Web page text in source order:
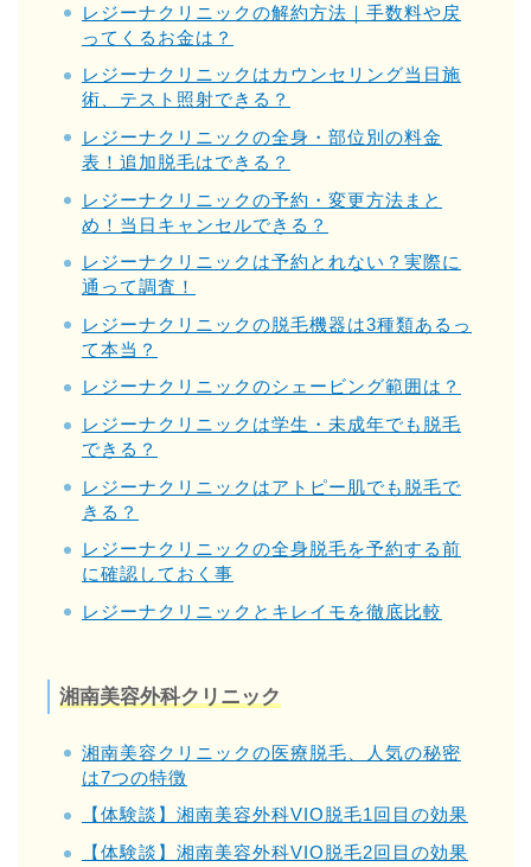
レジーナクリニックの解約方法｜手数料や戻
ってくるお金は？
レジーナクリニックはカウンセリング当日施
術、テスト照射できる？
レジーナクリニックの全身・部位別の料金
表！追加脱毛はできる？
レジーナクリニックの予約・変更方法まと
め！当日キャンセルできる？
レジーナクリニックは予約とれない？実際に
通って調査！
レジーナクリニックの脱毛機器は3種類あるっ
て本当？
レジーナクリニックのシェービング範囲は？
レジーナクリニックは学生・未成年でも脱毛
できる？
レジーナクリニックはアトピー肌でも脱毛で
きる？
レジーナクリニックの全身脱毛を予約する前
に確認しておく事
レジーナクリニックとキレイモを徹底比較
湘南美容外科クリニック
湘南美容クリニックの医療脱毛、人気の秘密
は7つの特徴
【体験談】湘南美容外科VIO脱毛1回目の効果
【体験談】湘南美容外科VIO脱毛2回目の効果